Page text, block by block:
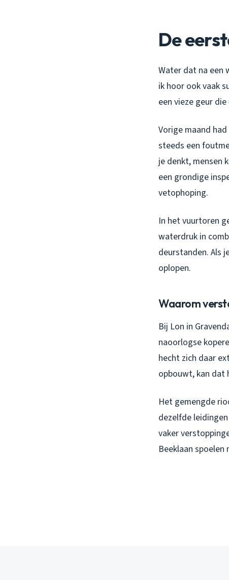
De
Water dat na een
ik hoor ook vaak
een vieze geur
Vorige maand
steeds een
je denkt, mensen
een grondige
vetophoping.
In het vuurtoren
waterdruk in
deurstanden. Als
oplopen.
Waarom
Bij Lon in
naoorlogse
hecht zich daar
opbouwt, kan dat
Het gemengde
dezelfde
vaker
Beeklaan